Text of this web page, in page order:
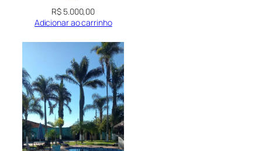
R$ 5.000,00
Adicionar ao carrinho